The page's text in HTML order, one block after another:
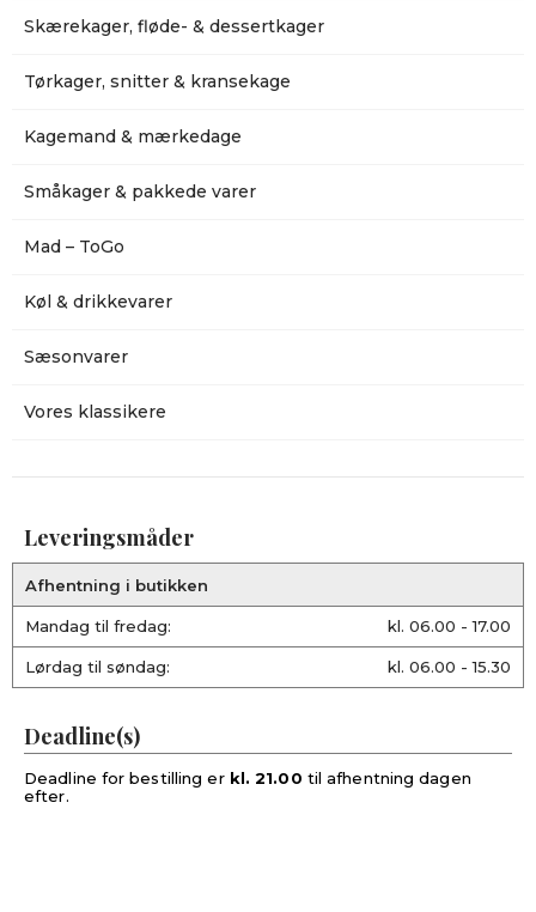
Skærekager, fløde- & dessertkager
Tørkager, snitter & kransekage
Kagemand & mærkedage
Småkager & pakkede varer
Mad – ToGo
Køl & drikkevarer
Sæsonvarer
Vores klassikere
Leveringsmåder
Afhentning i butikken
Mandag til fredag: kl. 06.00 - 17.00
Lørdag til søndag: kl. 06.00 - 15.30
Deadline(s)
Deadline for bestilling er kl. 21.00 til afhentning dagen
efter.